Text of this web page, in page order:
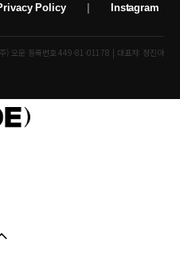
Policy Instagram
) 오운 등록번호 449-81-01178 | 대표자: 정진아